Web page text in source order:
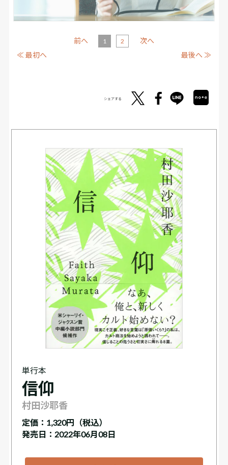
≪ 最初へ
前へ 1 2
次へ
最後へ ≫
シェアする
単行本
信仰
村田沙耶香
定価： 1,320円（税込）
発売日：2022年06月08日